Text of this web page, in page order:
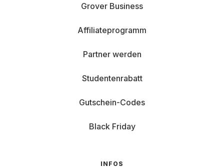
Grover Business
Affiliateprogramm
Partner werden
Studentenrabatt
Gutschein-Codes
Black Friday
INFOS